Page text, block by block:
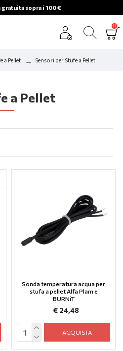
sopra i 100 €
0
a Pellet Sensori per Stufe a Pellet
a Pellet
Sonda temperatura acqua per
stufa a pellet Alfa Plam e
BURNiT
€ 24,48
ACQUISTA